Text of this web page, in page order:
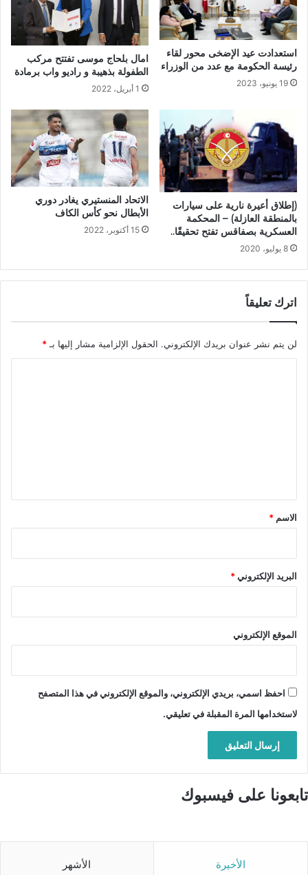
استعدادت عيد الإضخى محور لقاء
رئيسة الحكومة مع عدد من الوزراء
19 يونيو، 2023
امال بلحاج موسى تفتتح مركب
الطفولة بذهيبة و راديو واب برمادة
1 أبريل، 2022
(إطلاق أعيرة نارية على سيارات
بالمنطقة العازلة) – المحكمة
العسكرية بصفاقس تفتح تحقيقًا..
8 يوليو، 2020
الاتحاد المنستيري يغادر دوري
الأبطال نحو كأس الكاف
15 أكتوبر، 2022
اترك تعليقاً
لن يتم نشر عنوان بريدك الإلكتروني. الحقول الإلزامية مشار إليها بـ *
*
الاسم *
البريد الإلكتروني*
الموقع الإلكتروني
احفظ اسمي، بريدي الإلكتروني، والموقع الإلكتروني في هذا المتصفح
لاستخدامها المرة المقبلة في تعليقي.
تابعونا على فيسبوك
الأخيرة الأشهر